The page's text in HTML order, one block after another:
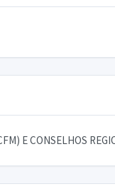
E CONSELHOS